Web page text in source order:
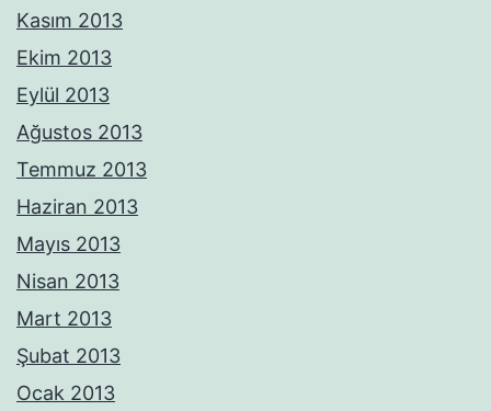
Kasım 2013
Ekim 2013
Eylül 2013
Ağustos 2013
Temmuz 2013
Haziran 2013
Mayıs 2013
Nisan 2013
Mart 2013
Şubat 2013
Ocak 2013